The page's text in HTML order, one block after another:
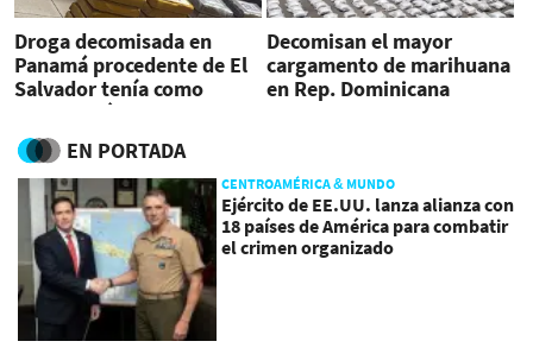
Droga decomisada en
Panamá procedente de El
Salvador tenía como
destino Bélgica
Decomisan el mayor
cargamento de marihuana
en Rep. Dominicana
EN PORTADA
CENTROAMÉRICA & MUNDO
Ejército de EE.UU. lanza alianza con
18 países de América para combatir
el crimen organizado